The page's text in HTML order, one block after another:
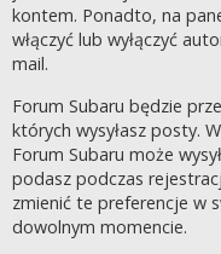
kontem. Ponadto, na
włączyć lub wyłączyć
mail.
Forum Subaru będzie
których wysyłasz posty.
Forum Subaru może
podasz podczas
zmienić te preferencje w
dowolnym momencie.